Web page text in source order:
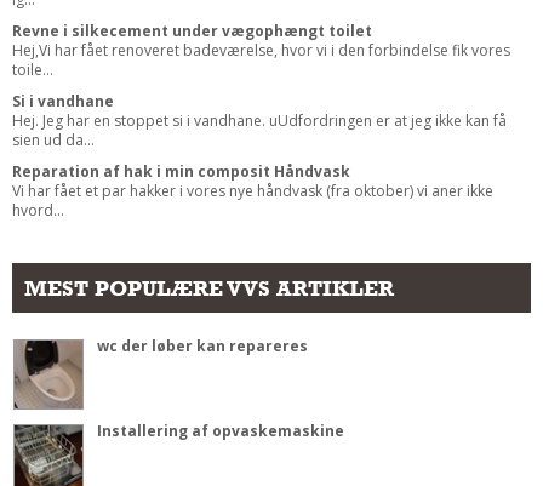
Revne i silkecement under vægophængt toilet
Hej,Vi har fået renoveret badeværelse, hvor vi i den forbindelse fik vores
toile...
Si i vandhane
Hej. Jeg har en stoppet si i vandhane. uUdfordringen er at jeg ikke kan få
sien ud da...
Reparation af hak i min composit Håndvask
Vi har fået et par hakker i vores nye håndvask (fra oktober) vi aner ikke
hvord...
MEST POPULÆRE VVS ARTIKLER
wc der løber kan repareres
Installering af opvaskemaskine